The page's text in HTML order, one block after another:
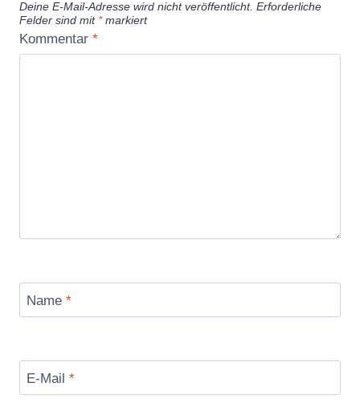
Deine E-Mail-Adresse wird nicht veröffentlicht. Erforderliche
Felder sind mit *markiert
Kommentar *
Name *
E-Mail *